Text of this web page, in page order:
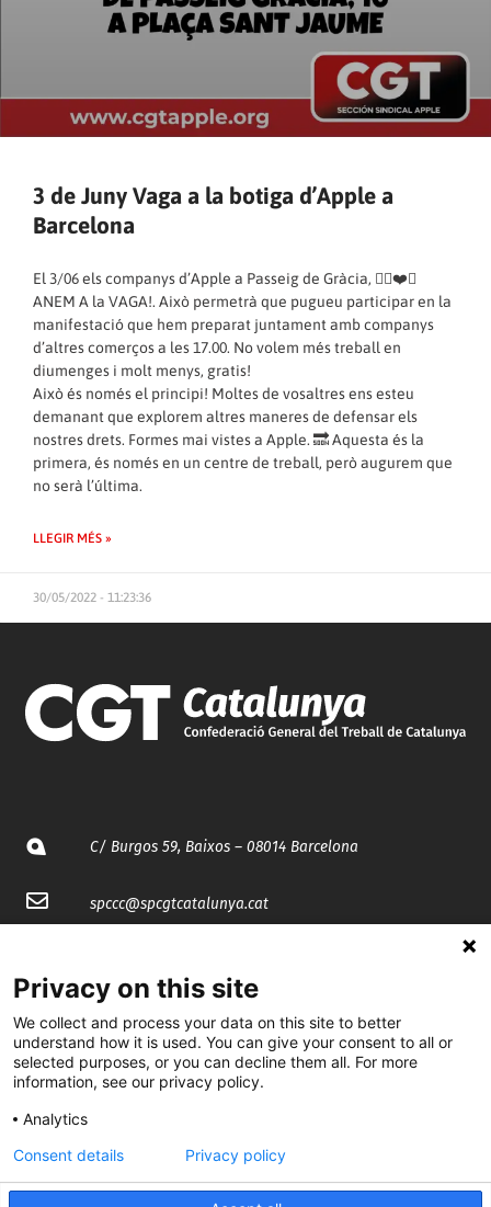
3 de Juny Vaga a la botiga d’Apple a
Barcelona
El 3/06 els companys d’Apple a Passeig de Gràcia, ✊🏼❤️🖤
ANEM A la VAGA!. Això permetrà que pugueu participar en la
manifestació que hem preparat juntament amb companys
d’altres comerços a les 17.00. No volem més treball en
diumenges i molt menys, gratis!
Això és només el principi! Moltes de vosaltres ens esteu
demanant que explorem altres maneres de defensar els
nostres drets. Formes mai vistes a Apple. 🔜 Aquesta és la
primera, és només en un centre de treball, però augurem que
no serà l’última.
LLEGIR MÉS »
30/05/2022 - 11:23:36
C/ Burgos 59, Baixos – 08014 Barcelona
spccc@spcgtcatalunya.cat
@CGTCatalunya
cgtcatalunya
cgtcatalunya
Privacy on this site
We collect and process your data on this site to better
understand how it is used. You can give your consent to all or
selected purposes, or you can decline them all. For more
information, see our privacy policy.
Analytics
Consent details Privacy policy